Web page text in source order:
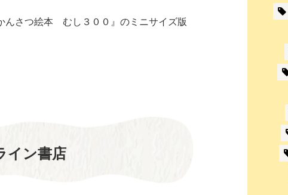
んさつ絵本 むし３００』のミニサイズ版
イン書店